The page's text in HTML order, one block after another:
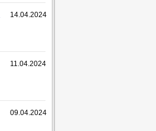
14.04.2024
11.04.2024
09.04.2024